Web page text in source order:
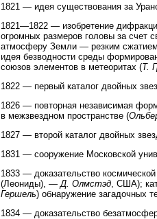
1821 — идея существования за
1821—1822 — изобретение
огромных размеров головы за счет
атмосферу Земли — резким
идея безводности среды
союзов элементов в метеоритах (Т.
1822 — первый каталог двойных
1826 — повторная независимая
в межзвездном пространстве (
1827 — второй каталог двойных
1831 — сооружение Московской
1833 — доказательство
(Леониды), — Д. Олмстэд , США);
Гершель) обнаружение загадочных
1834 — доказательство